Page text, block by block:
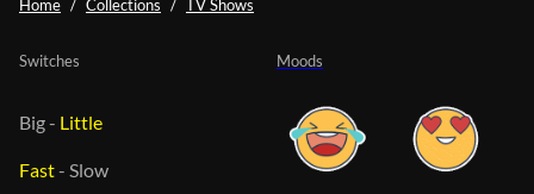
Home Collections TV Shows
Moods
Switches
Big- Little
Fast- Slow